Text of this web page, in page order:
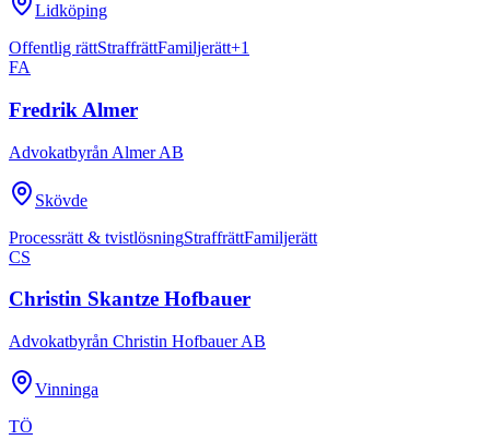
Lidköping
Offentlig rättStraffrättFamiljerätt+1
FA
Fredrik Almer
Advokatbyrån Almer AB
Skövde
Processrätt & tvistlösningStraffrättFamiljerätt
CS
Christin Skantze Hofbauer
Advokatbyrån Christin Hofbauer AB
Vinninga
TÖ